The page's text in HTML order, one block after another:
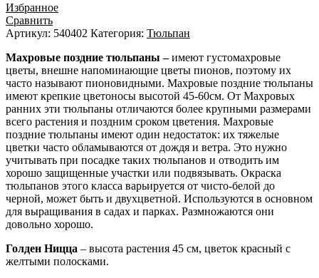
Избранное
Сравнить
Артикул: 540402 Категория: Тюльпан
Махровые поздние тюльпаны –имеют густомахровые
цветы, внешне напоминающие цветы пионов, поэтому их
часто называют пионовидными. Махровые поздние тюльпаны
имеют крепкие цветоносы высотой 45-60см. От Махровых
ранних эти тюльпаны отличаются более крупными размерами
всего растения и поздним сроком цветения. Махровые
поздние тюльпаны имеют один недостаток: их тяжелые
цветки часто обламываются от дождя и ветра. Это нужно
учитывать при посадке таких тюльпанов и отводить им
хорошо защищенные участки или подвязывать. Окраска
тюльпанов этого класса варьируется от чисто-белой до
черной, может быть и двухцветной. Используются в основном
для выращивания в садах и парках. Размножаются они
довольно хорошо.
Голден Ницца – высота растения 45 см, цветок красный с
желтыми полосками.